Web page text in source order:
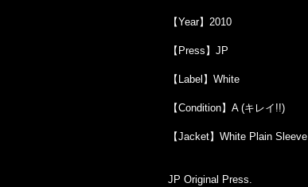
【Year】2010
【Press】JP
【Label】White
【Condition】A (キレイ!!)
【Jacket】White Plain Sleeve
JP Original Press.